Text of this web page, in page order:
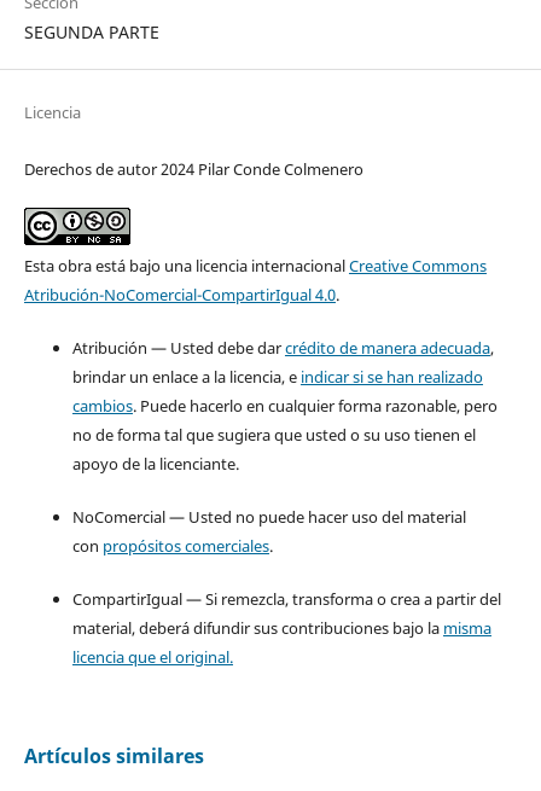
SEGUNDA PARTE
Licencia
Derechos de autor 2024 Pilar Conde Colmenero
Esta obra está bajo una licencia internacionalCreative Commons
Atribución-NoComercial-CompartirIgual 4.0.
Atribución — Usted debe darcrédito de manera adecuada,
brindar un enlace a la licencia, e indicar si se han realizado
cambios. Puede hacerlo en cualquier forma razonable, pero
no de forma tal que sugiera que usted o su uso tienen el
apoyo de la licenciante.
NoComercial — Usted no puede hacer uso del material
con propósitos comerciales.
CompartirIgual — Si remezcla, transforma o crea a partir del
material, deberá difundir sus contribuciones bajo la misma
licencia que el original.
Artículos similares